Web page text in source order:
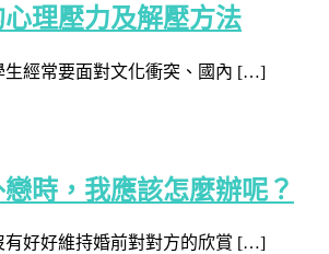
理壓力及解壓方法
生經常要面對文化衝突、國內 […]
時，我應該怎麼辦呢？
有好好維持婚前對對方的欣賞 […]